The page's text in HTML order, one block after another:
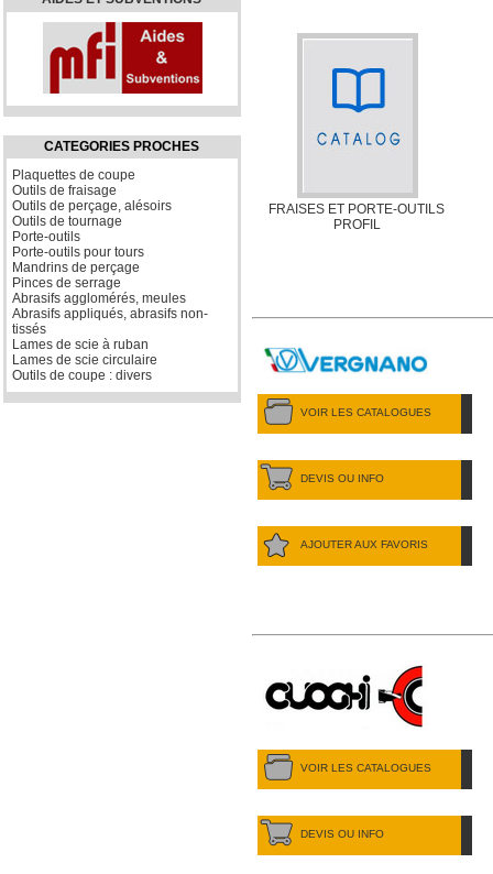
CATEGORIES PROCHES
Plaquettes de coupe
Outils de fraisage
Outils de perçage, alésoirs
Outils de tournage
Porte-outils
Porte-outils pour tours
Mandrins de perçage
Pinces de serrage
Abrasifs agglomérés, meules
Abrasifs appliqués, abrasifs non-
tissés
Lames de scie à ruban
Lames de scie circulaire
Outils de coupe : divers
FRAISES ET PORTE-OUTILS
PROFIL
VOIR LES CATALOGUES
DEVIS OU INFO
AJOUTER AUX FAVORIS
VOIR LES CATALOGUES
DEVIS OU INFO